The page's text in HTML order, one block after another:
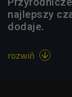
najlepszy
dodaje.
rozwiń 